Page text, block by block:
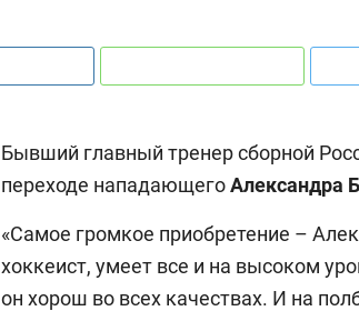
Бывший главный тренер сборной
переходе нападающегоАлександра
«Самое громкое приобретение –
хоккеист, умеет все и на высоком
он хорош во всех качествах. И на